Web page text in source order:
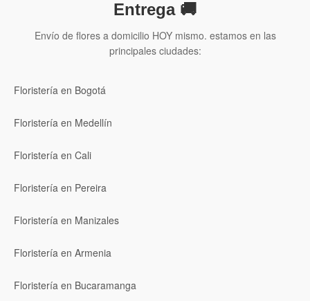
Entrega 🚚
Envío de flores a domicilio HOY mismo. estamos en las
principales ciudades:
Floristería en Bogotá
Floristería en Medellín
Floristería en Cali
Floristería en Pereira
Floristería en Manizales
Floristería en Armenia
Floristería en Bucaramanga